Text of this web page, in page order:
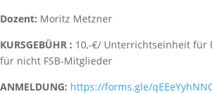
Dozent: Moritz Metzner
KURSGEBÜHR : 10,-€/ Unterrichtseinheit für
für nicht FSB-Mitglieder
ANMELDUNG: https://forms.gle/